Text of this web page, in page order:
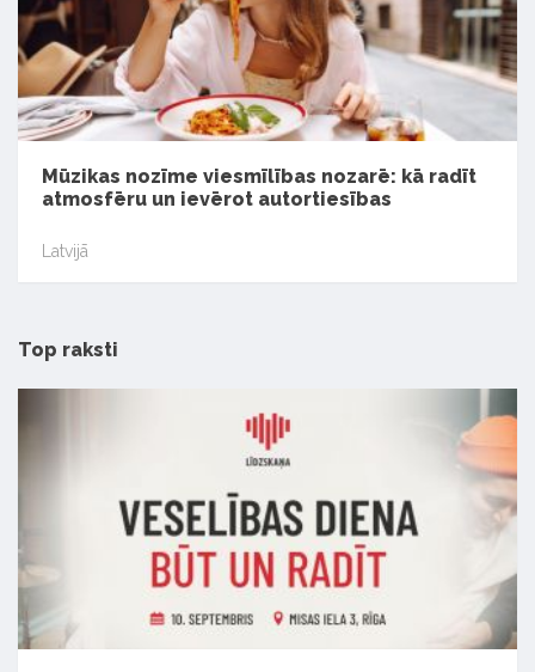
Mūzikas nozīme viesmīlības nozarē: kā radīt
atmosfēru un ievērot autortiesības
Latvijā
Top raksti